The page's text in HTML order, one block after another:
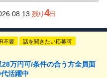
残り4日
不要 話を聞きたい応募可
万円可/条件の合う方全員面
活躍中